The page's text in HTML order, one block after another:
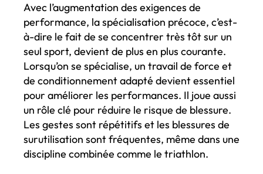
Avec l’augmentation des exigences de
performance, la spécialisation précoce, c’est-
à-dire le fait de se concentrer très tôt sur un
seul sport, devient de plus en plus courante.
Lorsqu’on se spécialise, un travail de force et
de conditionnement adapté devient essentiel
pour améliorer les performances. Il joue aussi
un rôle clé pour réduire le risque de blessure.
Les gestes sont répétitifs et les blessures de
surutilisation sont fréquentes, même dans une
discipline combinée comme le triathlon.